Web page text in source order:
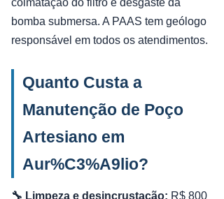
colmatação do filtro e desgaste da
bomba submersa. A PAAS tem geólogo
responsável em todos os atendimentos.
Quanto Custa a
Manutenção de Poço
Artesiano em
Aur%C3%A9lio?
🔧 Limpeza e desincrustação: R$ 800